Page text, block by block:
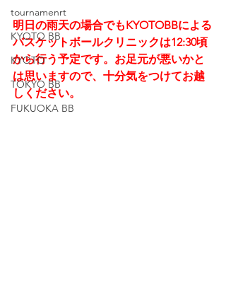
tournamenrt
KYOTO BB
KYOTO
TOKYO BB
FUKUOKA BB
明日の雨天の場合でもKYOTOBBによる
バスケットボールクリニックは12:30頃
から行う予定です。お足元が悪いかと
は思いますので、十分気をつけてお越
しください。